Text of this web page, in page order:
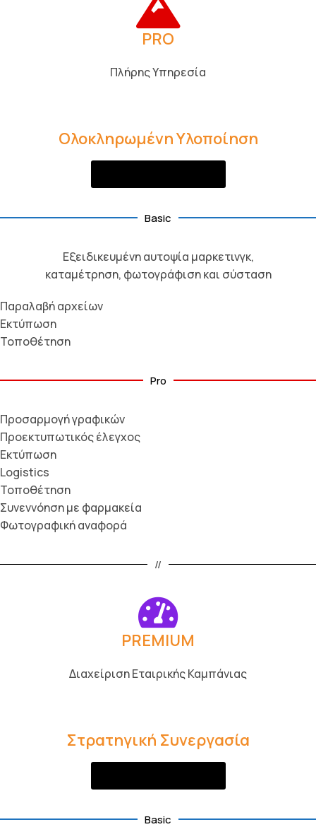
PRO
Πλήρης Υπηρεσία
Ολοκληρωμένη Υλοποίηση
Basic
Εξειδικευμένη αυτοψία μαρκετινγκ,
καταμέτρηση, φωτογράφιση και σύσταση
Παραλαβή αρχείων
Εκτύπωση
Τοποθέτηση
Pro
Προσαρμογή γραφικών
Προεκτυπωτικός έλεγχος
Εκτύπωση
Logistics
Τοποθέτηση
Συνεννόηση με φαρμακεία
Φωτογραφική αναφορά
//
PREMIUM
Διαχείριση Εταιρικής Καμπάνιας​
Στρατηγική Συνεργασία
Basic